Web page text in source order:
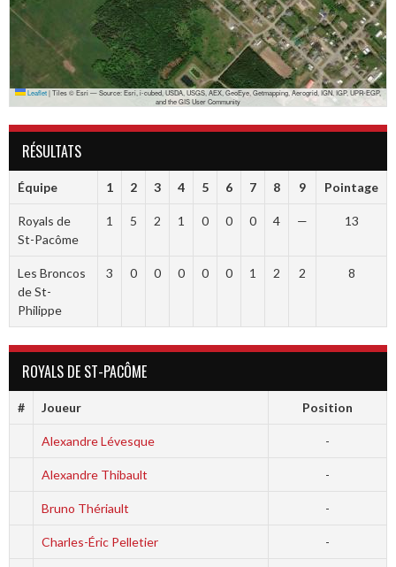
Leaflet|Tiles © Esri — Source: Esri, i-cubed, USDA, USGS, AEX, GeoEye, Getmapping, Aerogrid, IGN, IGP, UPR-EGP,
and the GIS User Community
RÉSULTATS
Équipe 1 2 3 4 5 6 7 8 9 Pointage
Royals de
St-Pacôme
1 5 2 1 0 0 0 4 — 13
Les Broncos
de St-
Philippe
3 0 0 0 0 0 1 2 2 8
ROYALS DE ST-PACÔME
# Joueur Position
Alexandre Lévesque -
Alexandre Thibault -
Bruno Thériault -
Charles-Éric Pelletier -